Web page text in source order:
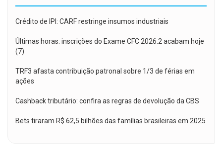
Crédito de IPI: CARF restringe insumos industriais
Últimas horas: inscrições do Exame CFC 2026.2 acabam hoje
(7)
TRF3 afasta contribuição patronal sobre 1/3 de férias em
ações
Cashback tributário: confira as regras de devolução da CBS
Bets tiraram R$ 62,5 bilhões das famílias brasileiras em 2025